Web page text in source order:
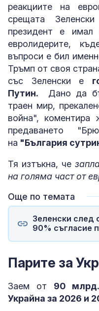
реакциите на
срещата
президент е имал
евролидерите,
въпроси е бил
Тръмп от своя
със Зеленски е
Путин. Дано да
траен мир,
война",
предаването
на "България
Тя изтъкна, че
на голяма част от
Още по темата
Зеленски след
90% съгласие
Парите за
Заем от 90
Украйна за 2026 и